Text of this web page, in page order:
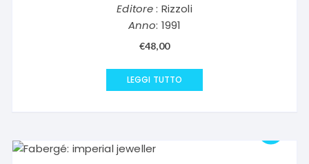
Editore: Rizzoli
Anno: 1991
€48,00
LEGGI TUTTO